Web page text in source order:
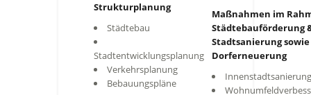
Strukturplanung
Städtebau
Stadtentwicklungsplanung
Verkehrsplanung
Bebauungspläne
Maßnahmen im
Städtebauförderung
Stadtsanierung sowie
Dorferneuerung